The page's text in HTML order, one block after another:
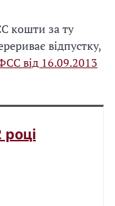
кошти за ту
відпустку,
від 16.09.2013